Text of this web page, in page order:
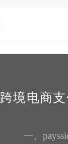
跨境电商